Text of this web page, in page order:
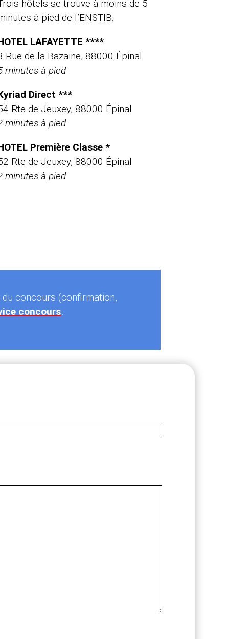
hôtels se trouve à moins de 5
à pied de l’ENSTIB.
LAFAYETTE ****
Rue de la Bazaine, 88000 Épinal
minutes à pied
Direct ***
Rte de Jeuxey, 88000 Épinal
minutes à pied
Première Classe *
Rte de Jeuxey, 88000 Épinal
minutes à pied
concours (confirmation,
concours.